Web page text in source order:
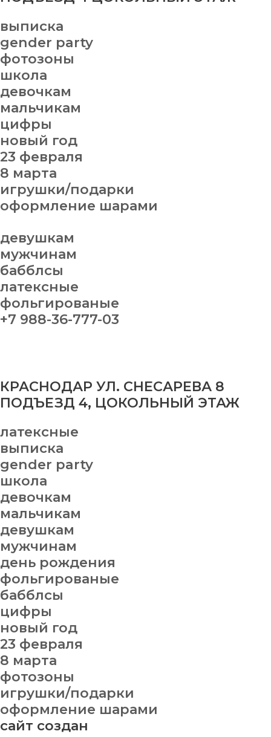
выписка
gender party
фотозоны
школа
девочкам
мальчикам
цифры
новый год
23 февраля
8 марта
игрушки/подарки
оформление шарами
девушкам
мужчинам
бабблсы
латексные
фольгированые
+7 988-36-777-03
КРАСНОДАР УЛ. СНЕСАРЕВА 8
ПОДЪЕЗД 4, ЦОКОЛЬНЫЙ ЭТАЖ
латексные
выписка
gender party
школа
девочкам
мальчикам
девушкам
мужчинам
день рождения
фольгированые
бабблсы
цифры
новый год
23 февраля
8 марта
фотозоны
игрушки/подарки
оформление шарами
сайт создан